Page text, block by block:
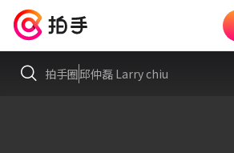
拍手圈邱仲磊 Larry chiu